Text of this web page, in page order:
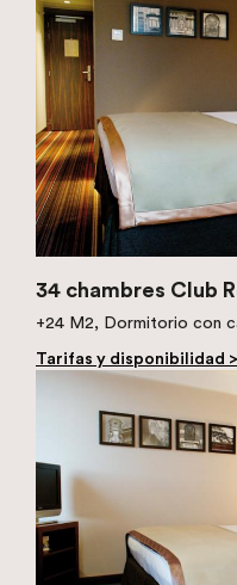
34 chambres Club
+24 M2, Dormitorio con
Tarifas y disponibilidad >